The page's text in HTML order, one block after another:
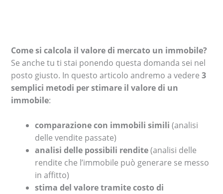
Come si calcola il valore di mercato un immobile?
Se anche tu ti stai ponendo questa domanda sei nel
posto giusto. In questo articolo andremo a vedere3
semplici metodi per stimare il valore di un
immobile:
comparazione con immobili simili (analisi
delle vendite passate)
analisi delle possibili rendite(analisi delle
rendite che l’immobile può generare se messo
in affitto)
stima del valore tramite costo di